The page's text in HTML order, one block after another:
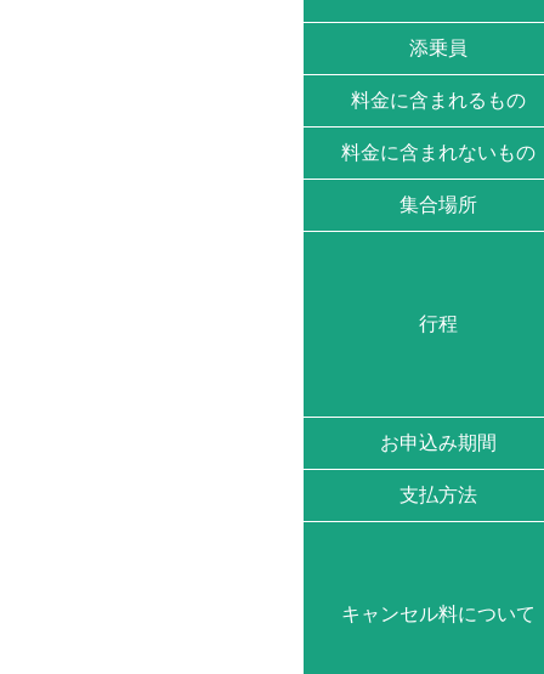
添乗員
料金に含まれるもの
料金に含まれないもの
集合場所
行程
お申込み期間
支払方法
キャンセル料について